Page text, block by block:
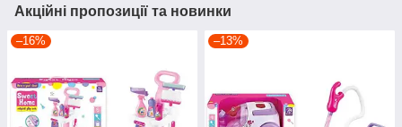
Акційні пропозиції та новинки
–16% –13%